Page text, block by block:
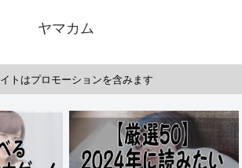
ヤマカム
トはプロモーションを含みます